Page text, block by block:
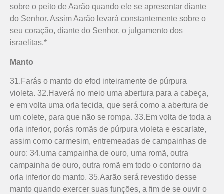
sobre o peito de Aarão quando ele se apresentar diante
do Senhor. Assim Aarão levará cons­tantemente sobre o
seu coração, diante do Senhor, o julgamento dos
israelitas.*
Manto
31.Farás o manto do efod inteiramente de púrpura
violeta. 32.Haverá no meio uma abertura para a cabeça,
e em volta uma orla tecida, que será como a abertura de
um colete, para que não se rompa. 33.Em volta de toda a
orla inferior, porás romãs de púrpura violeta e escarlate,
assim como carmesim, entremeadas de campainhas de
ouro: 34.uma campainha de ouro, uma romã, outra
campainha de ouro, outra romã em todo o contorno da
orla inferior do manto. 35.Aarão será revestido desse
manto quando exercer suas funções, a fim de se ouvir o